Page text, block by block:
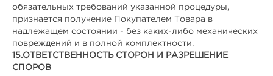
обязательных требований указанной процедуры,
признается получение Покупателем Товара в
надлежащем состоянии - без каких-либо механических
повреждений и в полной комплектности.
15.ОТВЕТСТВЕННОСТЬ СТОРОН И РАЗРЕШЕНИЕ
СПОРОВ